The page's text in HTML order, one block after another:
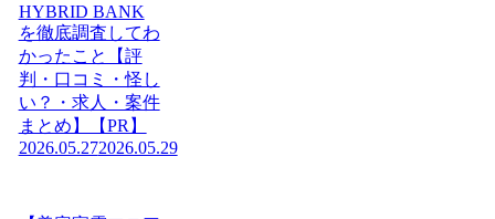
HYBRID BANK
を徹底調査してわ
かったこと【評
判・口コミ・怪し
い？・求人・案件
まとめ】【PR】
2026.05.272026.05.29